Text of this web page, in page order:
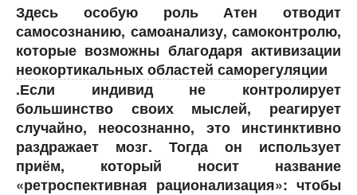
Здесь особую роль Атен отводит
самосознанию, самоанализу, самоконтролю,
которые возможны благодаря активизации
неокортикальных областей саморегуляции
.Если индивид не контролирует
большинство своих мыслей, реагирует
случайно, неосознанно, это инстинктивно
раздражает мозг. Тогда он использует
приём, который носит название
«ретроспективная рационализация»: чтобы